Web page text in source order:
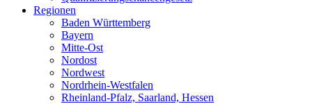
Regionen
Baden Württemberg
Bayern
Mitte-Ost
Nordost
Nordwest
Nordrhein-Westfalen
Rheinland-Pfalz, Saarland, Hessen